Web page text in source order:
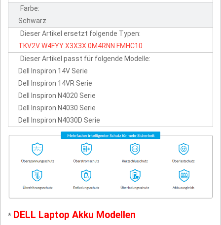
Farbe:
Schwarz
Dieser Artikel ersetzt folgende Typen:
TKV2VW4FYYX3X3X 0M4RNN FMHC10
Dieser Artikel passt für folgende Modelle:
Dell Inspiron 14V Serie
Dell Inspiron 14VR Serie
Dell Inspiron N4020 Serie
Dell Inspiron N4030 Serie
Dell Inspiron N4030D Serie
* DELL Laptop Akku Modellen